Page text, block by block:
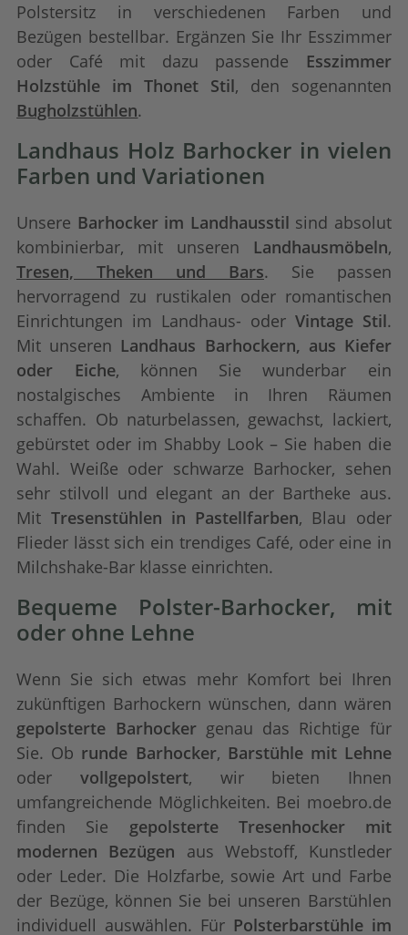
Polstersitz in verschiedenen Farben und
Bezügen bestellbar. Ergänzen Sie Ihr Esszimmer
oder Café mit dazu passende Esszimmer
Holzstühle im Thonet Stil, den sogenannten
Bugholzstühlen.
Landhaus Holz Barhocker in vielen
Farben und Variationen
Unsere Barhocker im Landhausstil sind absolut
kombinierbar, mit unseren Landhausmöbeln,
Tresen, Theken und Bars. Sie passen
hervorragend zu rustikalen oder romantischen
Einrichtungen im Landhaus- oder Vintage Stil.
Mit unseren Landhaus Barhockern, aus Kiefer
oder Eiche, können Sie wunderbar ein
nostalgisches Ambiente in Ihren Räumen
schaffen. Ob naturbelassen, gewachst, lackiert,
gebürstet oder im Shabby Look – Sie haben die
Wahl. Weiße oder schwarze Barhocker, sehen
sehr stilvoll und elegant an der Bartheke aus.
Mit Tresenstühlen in Pastellfarben, Blau oder
Flieder lässt sich ein trendiges Café, oder eine in
Milchshake-Bar klasse einrichten.
Bequeme Polster-Barhocker, mit
oder ohne Lehne
Wenn Sie sich etwas mehr Komfort bei Ihren
zukünftigen Barhockern wünschen, dann wären
gepolsterte Barhockergenau das Richtige für
Sie. Ob runde Barhocker, Barstühle mit Lehne
oder vollgepolstert, wir bieten Ihnen
umfangreichende Möglichkeiten. Bei moebro.de
finden Sie gepolsterte Tresenhocker mit
modernen Bezügen aus Webstoff, Kunstleder
oder Leder. Die Holzfarbe, sowie Art und Farbe
der Bezüge, können Sie bei unseren Barstühlen
individuell auswählen. Für Polsterbarstühle im